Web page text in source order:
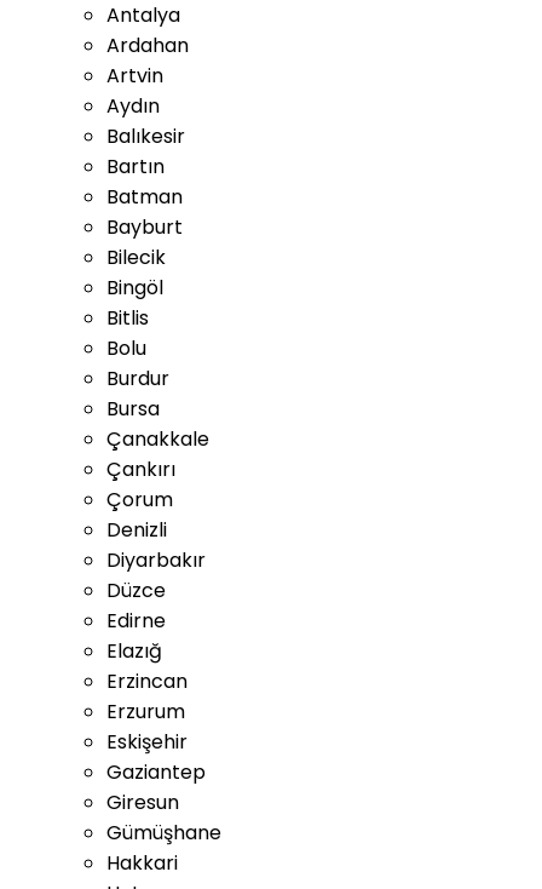
Antalya
Ardahan
Artvin
Aydın
Balıkesir
Bartın
Batman
Bayburt
Bilecik
Bingöl
Bitlis
Bolu
Burdur
Bursa
Çanakkale
Çankırı
Çorum
Denizli
Diyarbakır
Düzce
Edirne
Elazığ
Erzincan
Erzurum
Eskişehir
Gaziantep
Giresun
Gümüşhane
Hakkari